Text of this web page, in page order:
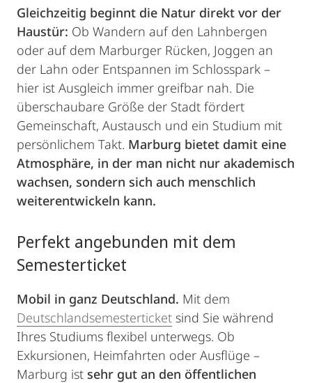
Gleichzeitig beginnt die Natur direkt vor der
Haustür: Ob Wandern auf den Lahnbergen
oder auf dem Marburger Rücken, Joggen an
der Lahn oder Entspannen im Schlosspark –
hier ist Ausgleich immer greifbar nah. Die
überschaubare Größe der Stadt fördert
Gemeinschaft, Austausch und ein Studium mit
persönlichem Takt. Marburg bietet damit eine
Atmosphäre, in der man nicht nur akademisch
wachsen, sondern sich auch menschlich
weiterentwickeln kann.
Perfekt angebunden mit dem
Semesterticket
Mobil in ganz Deutschland. Mit dem
Deutschlandsemesterticket sind Sie während
Ihres Studiums flexibel unterwegs. Ob
Exkursionen, Heimfahrten oder Ausflüge –
Marburg ist sehr gut an den öffentlichen